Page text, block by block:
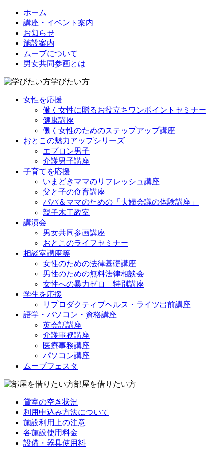
ホーム
講座・イベント案内
お知らせ
施設案内
ムーブについて
男女共同参画とは
学びたい方
女性を応援
働く女性に贈るお役立ちワンポイントセミナー
健康講座
働く女性のためのステップアップ講座
おとこの魅力アップシリーズ
エプロン男子
介護男子講座
子育てを応援
いまどきママのリフレッシュ講座
父と子の食育講座
パパ＆ママのための「夫婦会議の体験講座」
親子木工教室
講演会
男女共同参画講座
おとこのライフセミナー
相談室講座等
女性のための法律基礎講座
男性のための無料法律相談会
女性への暴力ゼロ！特別講座
学生を応援
リプロダクティブヘルス・ライツ出前講座
語学・パソコン・資格講座
英会話講座
介護事務講座
医療事務講座
パソコン講座
ムーブフェスタ
部屋を借りたい方
貸室の空き状況
利用申込み方法について
施設利用上の注意
各施設使用料金
設備・器具使用料